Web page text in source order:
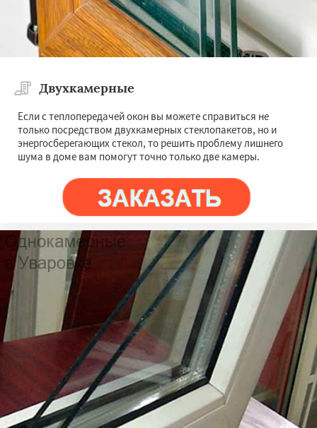
Работаем по
×
Двухкамерные
Если с теплопередачей окон вы можете справиться не
только посредством двухкамерных стеклопакетов, но и
энергосберегающих стекол, то решить проблему лишнего
шума в доме вам помогут точно только две камеры.
×